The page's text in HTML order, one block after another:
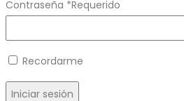
Contraseña *Requerido
Recordarme
Iniciar sesión